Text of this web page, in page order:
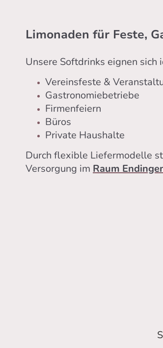
Limonaden für Feste,
Unsere Softdrinks eignen sich
Vereinsfeste &
Gastronomiebetriebe
Firmenfeiern
Büros
Private Haushalte
Durch flexible Liefermodelle
Versorgung im Raum